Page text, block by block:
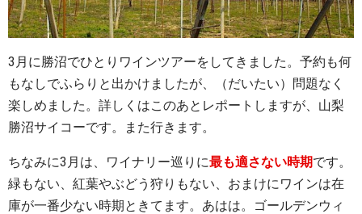
3月に勝沼でひとりワインツアーをしてきました。予約も何
もなしでふらりと出かけましたが、（だいたい）問題なく
楽しめました。詳しくはこのあとレポートしますが、山梨
勝沼サイコーです。また行きます。
ちなみに3月は、ワイナリー巡りに最も適さない時期です。
緑もない、紅葉やぶどう狩りもない、おまけにワインは在
庫が一番少ない時期ときてます。あはは。ゴールデンウィ